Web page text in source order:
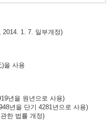
2014. 1. 7. 일부개정)
)을 사용
년을 원년으로 사용)
년을 단기 4281년으로 사용)
한 법률 개정)